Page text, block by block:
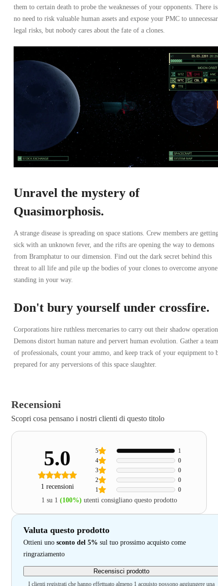
them to certain death to probe the weaknesses of your opponents. There is
no need to risk valuable human assets and expose your PMC to
legal risks, but nobody cares about the fate of a clones.
Unravel the mystery of
Quasimorphosis.
A strange disease is spreading on space stations. Crew members are
sick with an unknown fever, and the rifts are opening the way to demons
from Bramphatur to our dimension. Find out the dark secret behind this
threat to all life and pile up the bodies of your clones to overcome anyone
standing in your way.
Don't bury yourself under crossfire.
Corporations hire ruthless mercenaries to carry out their shadow
Demons distort human nature and pervert human evolution. Gather a team
of professionals, count your ammo, and keep track of your equipment to
prepared for any perversions of this space slaughter.
Recensioni
Scopri cosa pensano i nostri clienti di questo titolo
5.0
1 recensioni 1 0
2 0
3 0
4 0
5 1
1 su 1 (100%) utenti consigliano questo prodotto
Valuta questo prodotto
Ottieni uno sconto del 5% sul tuo prossimo acquisto come
ringraziamento
Recensisci prodotto
I clienti registrati che hanno effettuato almeno 1 acquisto possono aggiungere una